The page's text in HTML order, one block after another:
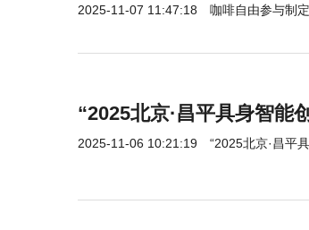
2025-11-07 11:47:18 咖啡自由参与制
​​“2025北京·昌平具身智能
2025-11-06 10:21:19 ​​“2025北京·昌平